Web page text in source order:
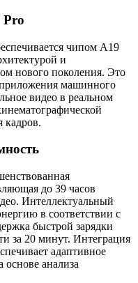
чипом A19
и
нового поколения. Это
приложения машинного
видео в реальном
кадров.
до 39 часов
Интеллектуальный
в соответствии с
быстрой зарядки
за 20 минут. Интеграция
адаптивное
основе анализа